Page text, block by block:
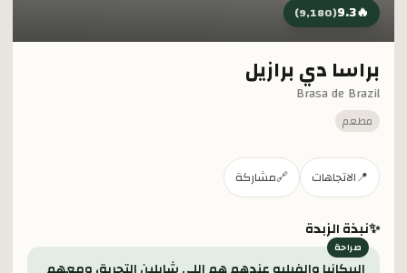
🔥
9.3
(
9,180
)
براسا دي برازيل
Brasa de Brazil
مطعم
📍الاتجاهات 🔗مشاركة
✨نبذة الزبدة